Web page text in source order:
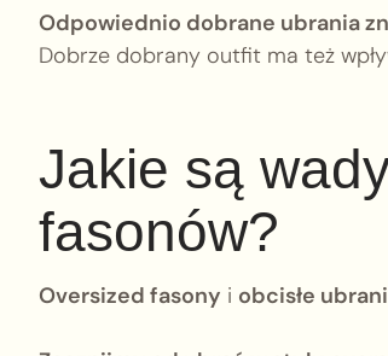
Odpowiednio dobrane ubrania
Dobrze dobrany outfit ma też
Jakie są
fasonów?
Oversized fasony i obcisłe